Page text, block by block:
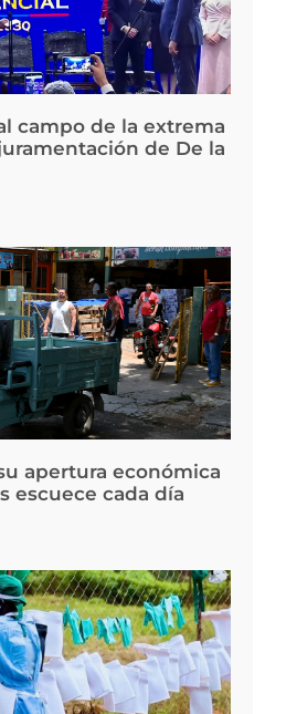
campo de la extrema
de De la
apertura económica
escuece cada día